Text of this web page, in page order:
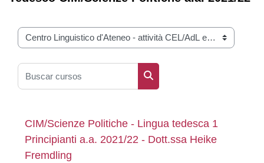
Categorías
Buscar cursos
Buscar cursos
CIM/Scienze Politiche - Lingua tedesca 1
Principianti a.a. 2021/22 - Dott.ssa Heike
Fremdling